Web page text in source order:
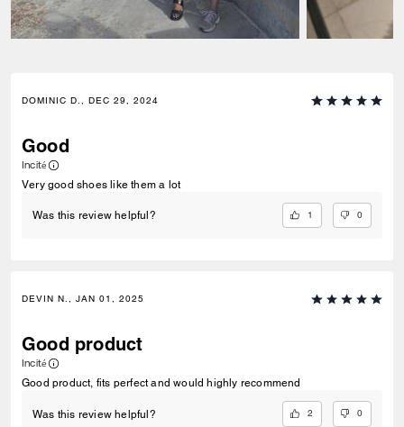
DOMINIC D., DEC 29, 2024
Good
Incité
Very good shoes like them a lot
Was this review helpful? 1 0
DEVIN N., JAN 01, 2025
Good product
Incité
Good product, fits perfect and would highly recommend
Was this review helpful? 2 0